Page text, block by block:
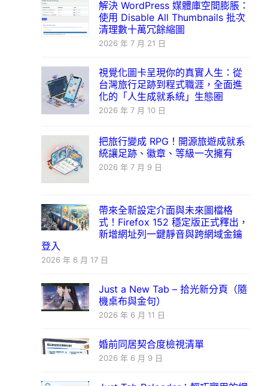
解決 WordPress 媒體庫空間膨脹：
使用 Disable All Thumbnails 批次
清理數十萬冗餘縮圖
2026 年 7 月 21 日
視覺化圖卡呈現你的真實人生：從
台灣旅行足跡到程式職涯，全面進
化的「人生成就系統」生態圈
2026 年 7 月 10 日
把旅行變成 RPG！開源旅遊成就系
統讓足跡、徽章、等級一次擁有
2026 年 7 月 9 日
帶來全新設定介面與未來圖檔格
式！Firefox 152 穩定版正式釋出，
新增網址列一鍵靜音與跨網域金鑰
登入
2026 年 6 月 17 日
Just a New Tab – 拾光新分頁（隨
機桌布與金句）
2026 年 6 月 11 日
婚前同居契合度檢視清單
2026 年 6 月 9 日